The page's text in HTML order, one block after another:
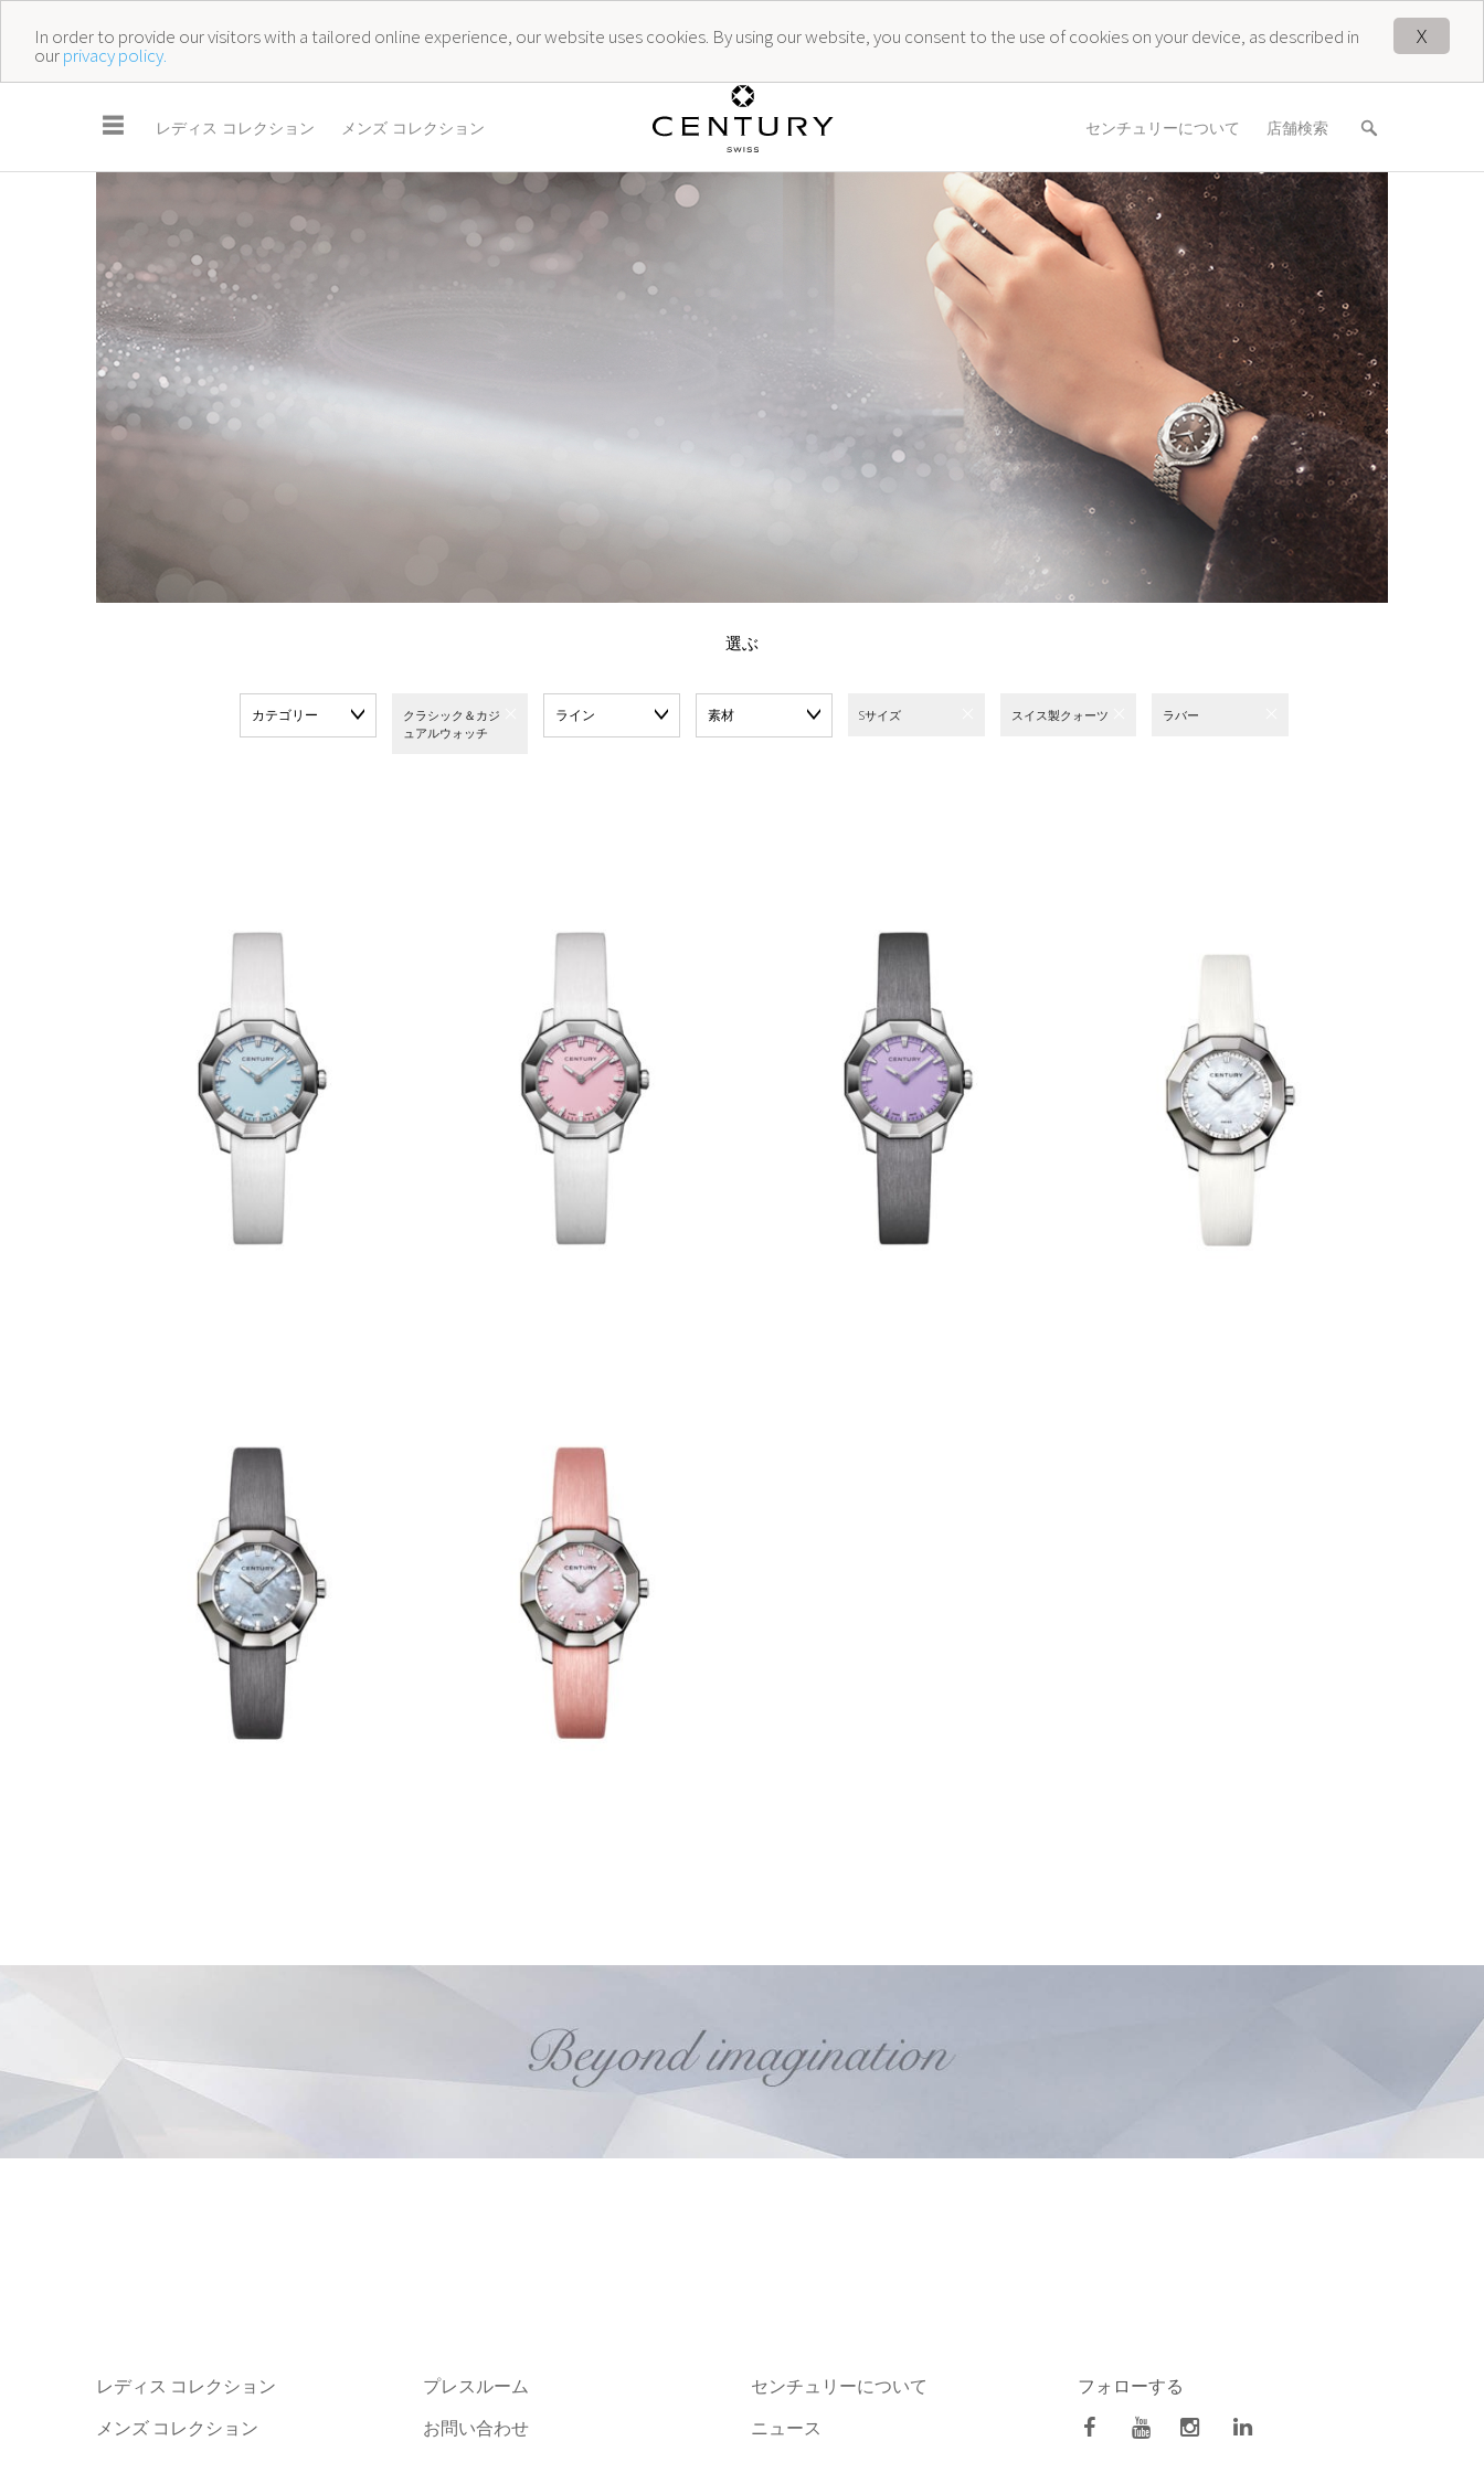
X
In order to provide our visitors with a tailored online experience, our website uses cookies. By using our website, you consent to the use of cookies on your device, as described in
ourprivacy policy.
☰ レディス コレクション メンズ コレクション センチュリーについて 店舗検索
選ぶ
カテゴリー
クラシック＆カジ
ュアルウォッチ
ライン 素材 Sサイズ スイス製クォーツ ラバー
レディス コレクション
メンズ コレクション
プレスルーム
お問い合わせ
センチュリーについて
ニュース
フォローする
facebookYoutubeInstagram